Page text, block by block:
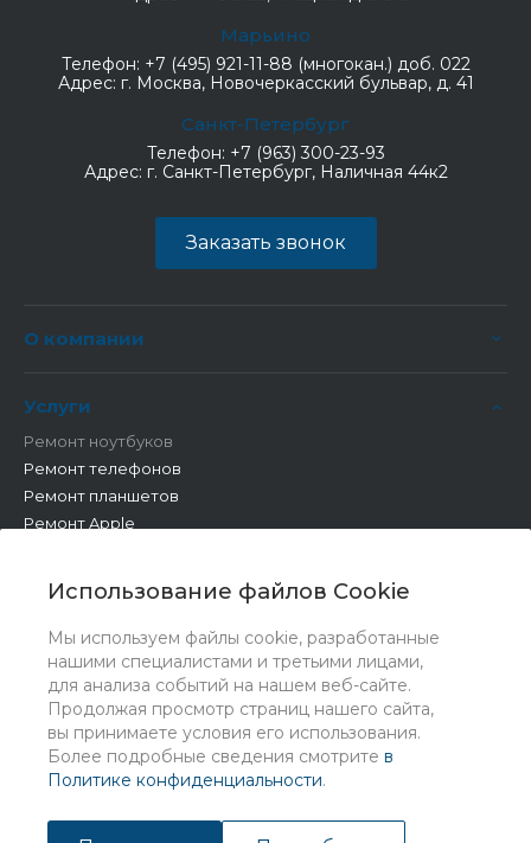
Использование файлов Cookie
Мы используем файлы cookie, разработанные
нашими специалистами и третьими лицами,
для анализа событий на нашем веб-сайте.
Продолжая просмотр страниц нашего сайта,
вы принимаете условия его использования.
Более подробные сведения смотрите в
Политике конфиденциальности.
Марьино
Телефон: +7 (495) 921-11-88 (многокан.) доб. 022
Адрес: г. Москва, Новочеркасский бульвар, д. 41
Санкт-Петербург
Телефон: +7 (963) 300-23-93
Адрес: г. Санкт-Петербург, Наличная 44к2
Заказать звонок
О компании
Услуги
Ремонт ноутбуков
Ремонт телефонов
Ремонт планшетов
Ремонт Apple